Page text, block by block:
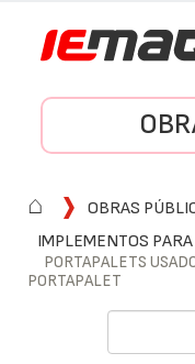
⌂
OBRAS
IMPLEMENTOS
PORTAPALETS
PORTAPALET